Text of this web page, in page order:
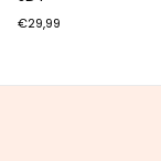
€29,99